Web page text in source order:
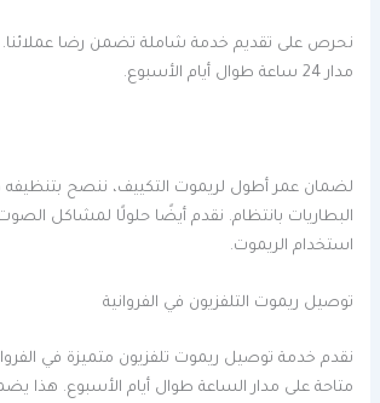
نحرص على تقديم خدمة شاملة تضمن رضا عملائنا.
مدار 24 ساعة طوال أيام الأسبوع.
لضمان عمر أطول لريموت التكييف، ننصح بتنظيفه
البطاريات بانتظام. نقدم أيضًا حلولًا لمشاكل
استخدام الريموت.
توصيل ريموت التلفزيون في الفروانية
نقدم خدمة توصيل ريموت تلفزيون متميزة في
متاحة على مدار الساعة طوال أيام الأسبوع. هذا